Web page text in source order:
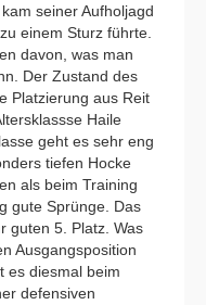
seiner Aufholjagd
einem Sturz führte.
davon, was man
Der Zustand des
Platzierung aus Reit
Haile
geht es sehr eng
tiefen Hocke
als beim Training
gute Sprünge. Das
guten 5. Platz. Was
Ausgangsposition
es diesmal beim
defensiven